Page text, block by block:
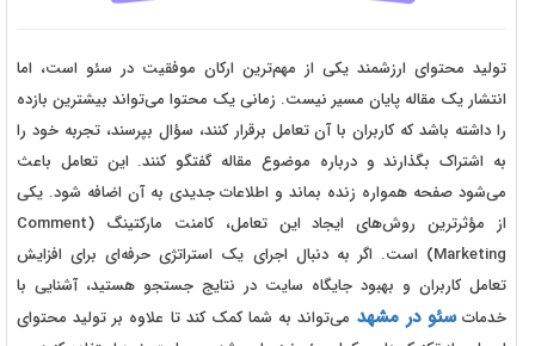
تولید محتوای ارزشمند یکی از مهم‌ترین ارکان موفقیت در سئو است، اما
انتشار یک مقاله پایان مسیر نیست. زمانی یک محتوا می‌تواند بیشترین بازده
را داشته باشد که کاربران با آن تعامل برقرار کنند، سؤال بپرسند، تجربه خود را
به اشتراک بگذارند و درباره موضوع مقاله گفتگو کنند. این تعامل باعث
می‌شود صفحه همواره زنده بماند و اطلاعات جدیدی به آن اضافه شود. یکی
از مؤثرترین روش‌های ایجاد این تعامل، کامنت مارکتینگ (Comment
Marketing) است. اگر به دنبال اجرای یک استراتژی حرفه‌ای برای افزایش
تعامل کاربران و بهبود جایگاه سایت در نتایج جستجو هستید، آشنایی با
خدماتسئو در مشهد می‌تواند به شما کمک کند تا علاوه بر تولید محتوای